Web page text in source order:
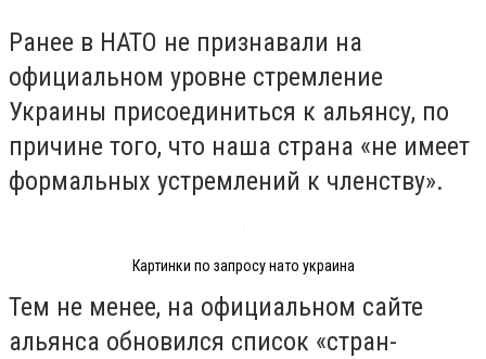
Ранее в НАТО не признавали на
официальном уровне стремление
Украины присоединиться к альянсу, по
причине того, что наша страна «не имеет
формальных устремлений к членству».
Картинки по запросу нато украина
Тем не менее, на официальном сайте
альянса обновился список «стран-